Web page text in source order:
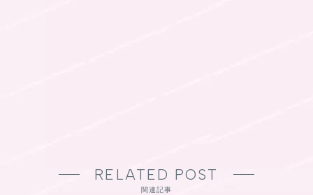
RELATED POST
関連記事